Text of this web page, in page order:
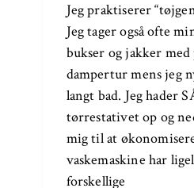
Jeg praktiserer
Jeg tager også ofte
bukser og jakker med
dampertur mens jeg
langt bad. Jeg hader
tørrestativet op og
mig til at
vaskemaskine har
forskellige